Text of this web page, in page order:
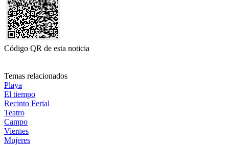
Código QR de esta noticia
Temas relacionados
Playa
El tiempo
Recinto Ferial
Teatro
Campo
Viernes
Mujeres